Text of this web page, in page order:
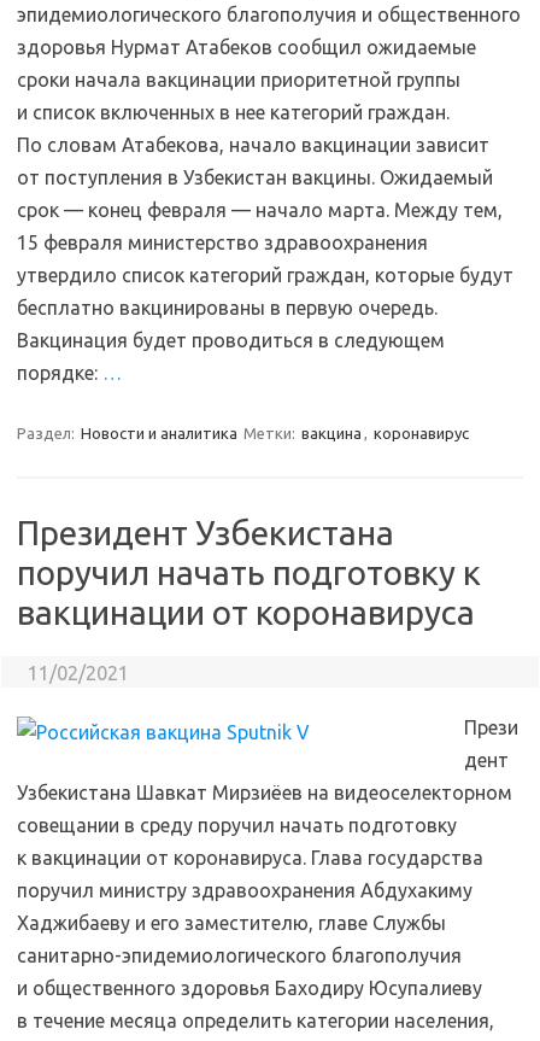
эпидемиологического благополучия и общественного
здоровья Нурмат Атабеков сообщил ожидаемые
сроки начала вакцинации приоритетной группы
и список включенных в нее категорий граждан.
По словам Атабекова, начало вакцинации зависит
от поступления в Узбекистан вакцины. Ожидаемый
срок — конец февраля — начало марта. Между тем,
15 февраля министерство здравоохранения
утвердило список категорий граждан, которые будут
бесплатно вакцинированы в первую очередь.
Вакцинация будет проводиться в следующем
порядке: …
Раздел: Новости и аналитика Метки: вакцина , коронавирус
Президент Узбекистана
поручил начать подготовку к
вакцинации от коронавируса
11/02/2021
Прези
дент
Узбекистана Шавкат Мирзиёев на видеоселекторном
совещании в среду поручил начать подготовку
к вакцинации от коронавируса. Глава государства
поручил министру здравоохранения Абдухакиму
Хаджибаеву и его заместителю, главе Службы
санитарно-эпидемиологического благополучия
и общественного здоровья Баходиру Юсупалиеву
в течение месяца определить категории населения,